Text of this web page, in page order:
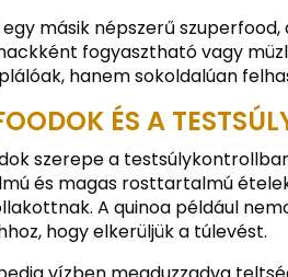
egy másik népszerű
fogyasztható vagy
hanem sokoldalúan
ÉS A
szerepe a
és magas rosttartalmú
A quinoa például
hogy elkerüljük a túlevést.